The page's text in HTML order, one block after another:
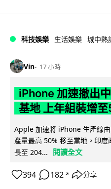
科技娛樂 生活娛樂 城中熱
Vin 17 小時
iPhone 加速撤出
基地 上年組裝增
Apple 加速將 iPhone 生產線
產量最高 50% 移至當地。印
長至 204...
閱讀全文
394 182 ↗ 分享